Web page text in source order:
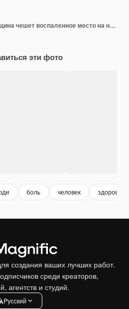
Чесотка на коже. Женщина чешет воспаленное место на ноге. Лишай на ноге на красном фоне.
эти фото
боль человек здоровый
создания ваших лучших работ.
среди креаторов,
агентств и студий.
Pусский